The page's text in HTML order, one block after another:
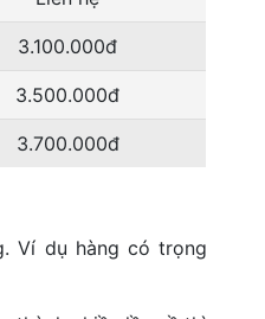
3.100.000đ
3.500.000đ
3.700.000đ
Ví dụ hàng có trọng